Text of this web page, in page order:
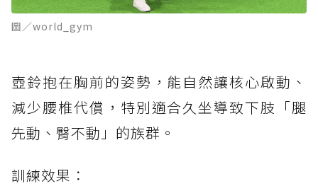
圖／world_gym
壺鈴抱在胸前的姿勢，能自然讓核心啟動、
減少腰椎代償，特別適合久坐導致下肢「腿
先動、臀不動」的族群。
訓練效果：